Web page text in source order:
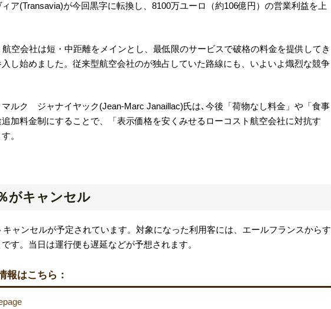
ア(Transavia)が今回黒字に転換し、8100万ユーロ（約106億円）の営業利益を上
空会社は短・中距離をメインとし、最低限のサービスで破格の料金を提供してき
し始めました。従来型航空会社のが独占していた路線にも、いよいよ熾烈な競争
ルク ジャナイヤック(Jean-Marc Janaillac)氏は､今後「荷物なし料金」や「食事
加料金制にすることで、「表示価格を安くみせるローコスト航空会社に対抗す
。
がキャンセル
ャンセルが予定されています。対象になった利用客には、エールフランスからす
す。当日は運行便も遅延などが予想されます。
報はこちら：